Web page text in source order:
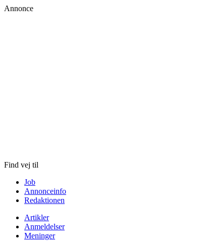
Annonce
Find vej til
Job
Annonceinfo
Redaktionen
Artikler
Anmeldelser
Meninger